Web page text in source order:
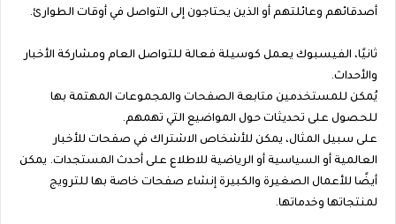
أصدقائهم وعائلتهم أو الذين يحتاجون إلى التواصل في أوقات الطوارئ.
ثانيًا، الفيسبوك يعمل كوسيلة فعالة للتواصل العام ومشاركة الأخبار
والأحداث.
يُمكن للمستخدمين متابعة الصفحات والمجموعات المهتمة بها
للحصول على تحديثات حول المواضيع التي تهمهم.
على سبيل المثال، يمكن للأشخاص الاشتراك في صفحات للأخبار
العالمية أو السياسية أو الرياضية للاطلاع على أحدث المستجدات. يمكن
أيضًا للأعمال الصغيرة والكبيرة إنشاء صفحات خاصة بها للترويج
لمنتجاتها وخدماتها.